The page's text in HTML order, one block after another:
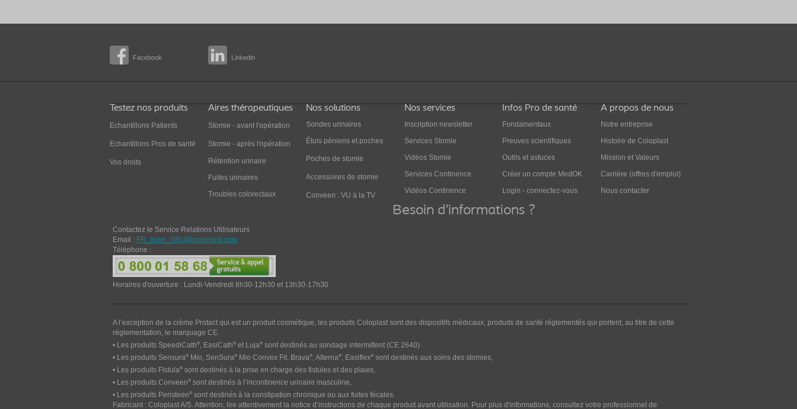
Facebook Linkedin
Testez nos produits
Echantillons Patients
Echantillons Pros de santé
Vos droits
Aires thérapeutiques
Stomie - avant l'opération
Stomie - après l'opération
Rétention urinaire
Fuites urinaires
Troubles colorectaux
Nos solutions
Sondes urinaires
Étuis péniens et poches
Poches de stomie
Accessoires de stomie
Conveen : VU à la TV
Nos services
Inscription newsletter
Services Stomie
Vidéos Stomie
Services Continence
Vidéos Continence
Infos Pro de santé
Fondamentaux
Preuves scientifiques
Outils et astuces
Créer un compte MedOK
Login - connectez-vous
A propos de nous
Notre entreprise
Histoire de Coloplast
Mission et Valeurs
Carrière (offres d'emploi)
Nous contacter
Besoin d'informations ?
Contactez le Service Relations Utilisateurs
Email : FR_team_SRU@coloplast.com
Téléphone :
Horaires d'ouverture : Lundi-Vendredi 8h30-12h30 et 13h30-17h30
A l’exception de la crème Protact qui est un produit cosmétique, les produits Coloplast sont des dispositifs médicaux, produits de santé réglementés qui portent, au titre de cette
réglementation, le marquage CE.
• Les produits SpeediCath®, EasiCath® et Luja® sont destinés au sondage intermittent (CE 2640)
• Les produits Sensura® Mio, SenSura® Mio Convex Fit, Brava®, Alterna®, Easiflex® sont destinés aux soins des stomies,
• Les produits Fistula® sont destinés à la prise en charge des fistules et des plaies,
• Les produits Conveen® sont destinés à l’incontinence urinaire masculine,
• Les produits Peristeen® sont destinés à la constipation chronique ou aux fuites fécales.
Fabricant : Coloplast A/S. Attention, lire attentivement la notice d’instructions de chaque produit avant utilisation. Pour plus d'informations, consultez votre professionnel de